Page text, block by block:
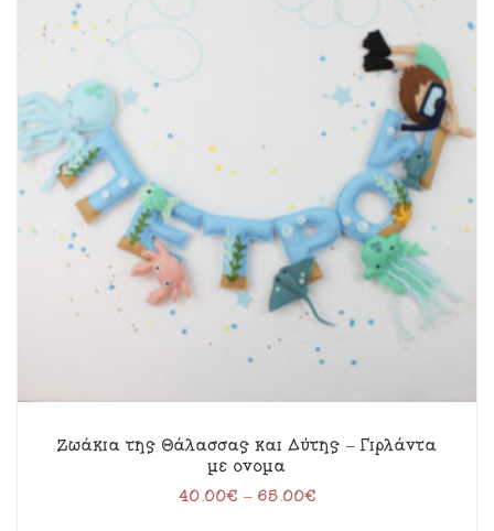
Ζωάκια της Θάλασσας και Δύτης – Γιρλάντα
με όνομα
40.00€ – 65.00€